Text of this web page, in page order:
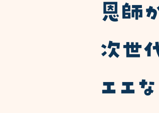
恩師
次世
エエ